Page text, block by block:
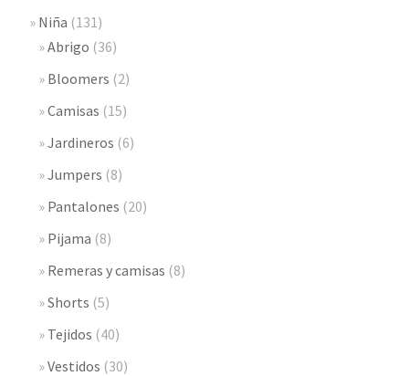
Niña (131)
Abrigo (36)
Bloomers (2)
Camisas (15)
Jardineros (6)
Jumpers (8)
Pantalones (20)
Pijama (8)
Remeras y camisas (8)
Shorts (5)
Tejidos (40)
Vestidos (30)